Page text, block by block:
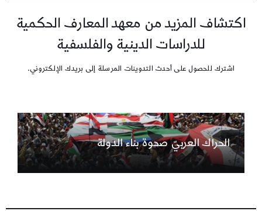
اكتشاف المزيد من معهد المعارف الحكمية
للدراسات الدينية والفلسفية
اشترك للحصول على أحدث التدوينات المرسلة إلى بريدك الإلكتروني.
الحراك العربيّ صحوة بناء الدولة